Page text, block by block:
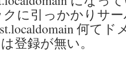
に引っかかりサ
何て
登録が無い。